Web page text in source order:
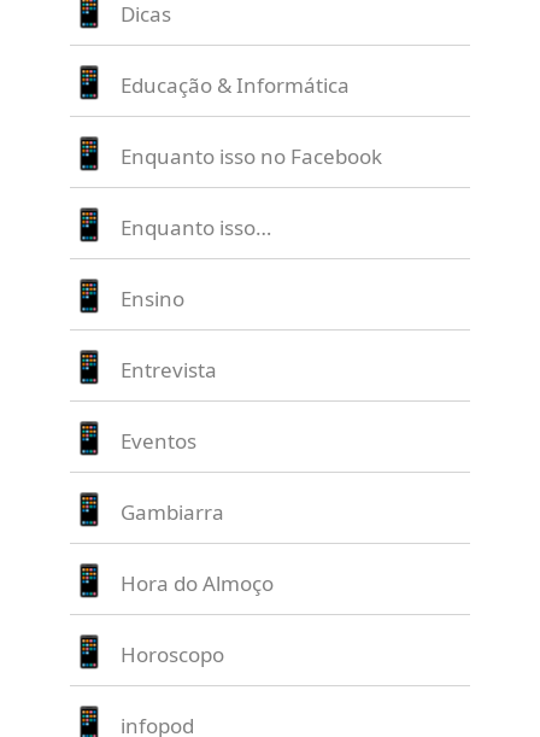
Dicas
Educação & Informática
Enquanto isso no Facebook
Enquanto isso…
Ensino
Entrevista
Eventos
Gambiarra
Hora do Almoço
Horoscopo
infopod